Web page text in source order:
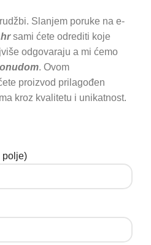
Slanjem poruke na e-
sami ćete odrediti koje
odgovaraju a mi ćemo
. Ovom
proizvod prilagođen
kroz kvalitetu i unikatnost.
polje)